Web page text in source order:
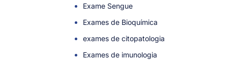
Exame Sengue
Exames de Bioquímica
exames de citopatologia
Exames de imunologia